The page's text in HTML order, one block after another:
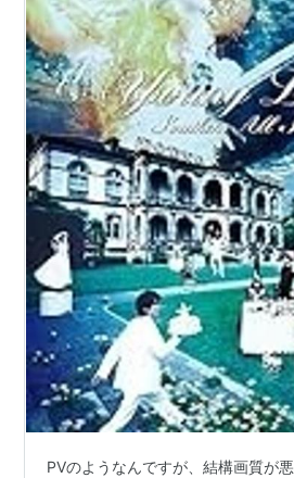
PVのようなんですが、結構画質が